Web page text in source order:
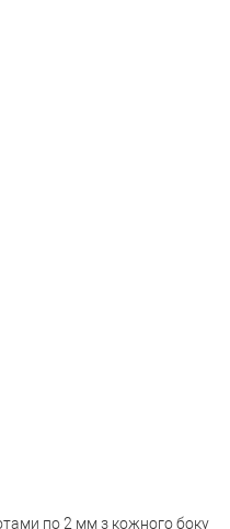
по 2 мм з кожного боку